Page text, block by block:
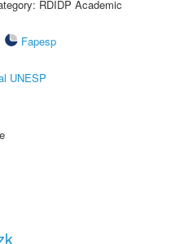
RDIDP Academic
Fapesp
UNESP